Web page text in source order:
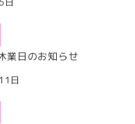
業日のお知らせ
日